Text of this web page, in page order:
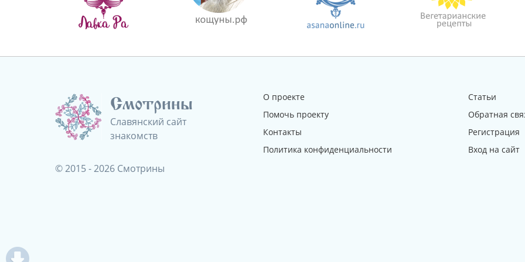
Смотрины
Славянский сайт
знакомств
© 2015 - 2026 Смотрины
О проекте
Помочь проекту
Контакты
Политика конфиденциальности
Статьи
Обратная
Регистрация
Вход на сайт